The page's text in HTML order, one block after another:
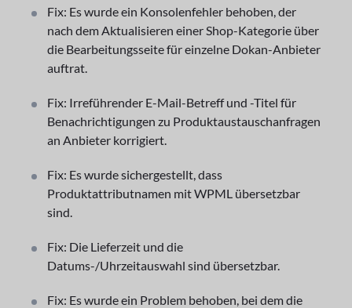
Fix: Es wurde ein Konsolenfehler behoben, der
nach dem Aktualisieren einer Shop-Kategorie über
die Bearbeitungsseite für einzelne Dokan-Anbieter
auftrat.
Fix: Irreführender E-Mail-Betreff und -Titel für
Benachrichtigungen zu Produktaustauschanfragen
an Anbieter korrigiert.
Fix: Es wurde sichergestellt, dass
Produktattributnamen mit WPML übersetzbar
sind.
Fix: Die Lieferzeit und die
Datums-/Uhrzeitauswahl sind übersetzbar.
Fix: Es wurde ein Problem behoben, bei dem die